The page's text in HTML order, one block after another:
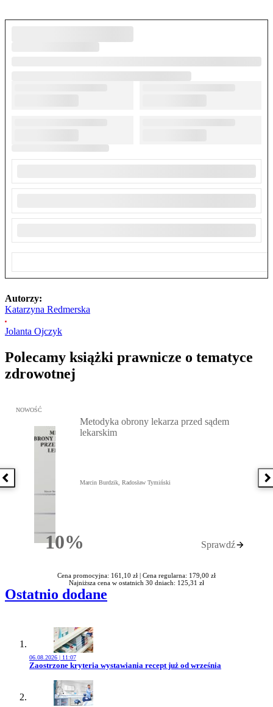
Autorzy:
Katarzyna Redmerska
Jolanta Ojczyk
Polecamy książki prawnicze o tematyce
zdrowotnej
Poprzednia książka
Przejdź do: Metodyka obrony lekarza przed sądem lekarskim,
NOWOŚĆ
10%Rabatu
Metodyka obrony lekarza przed sądem
lekarskim
Marcin Burdzik, Radosław Tymiński
Sprawdź
Cena promocyjna: 161,10 zł | Cena regularna: 179,00 zł
Najniższa cena w ostatnich 30 dniach: 125,31 zł
Ostatnio dodane
06.08.2026 | 11:07
Przejdź do artykułu:
Zaostrzone kryteria wystawiania recept już od września